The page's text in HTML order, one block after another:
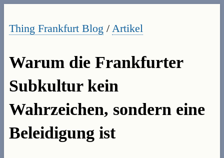
Thing Frankfurt Blog / Artikel
Warum die Frankfurter
Subkultur kein
Wahrzeichen, sondern eine
Beleidigung ist